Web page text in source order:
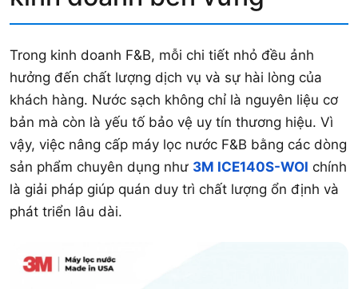
Trong kinh doanh F&B, mỗi chi tiết nhỏ đều ảnh
hưởng đến chất lượng dịch vụ và sự hài lòng của
khách hàng. Nước sạch không chỉ là nguyên liệu cơ
bản mà còn là yếu tố bảo vệ uy tín thương hiệu. Vì
vậy, việc nâng cấp máy lọc nước F&B bằng các dòng
sản phẩm chuyên dụng như 3M ICE140S-WOI chính
là giải pháp giúp quán duy trì chất lượng ổn định và
phát triển lâu dài.